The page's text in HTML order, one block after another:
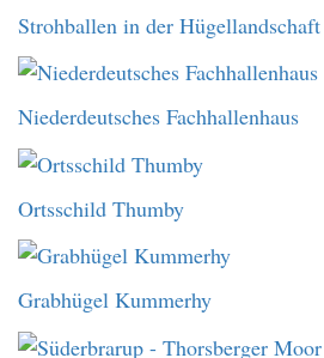
Strohballen in der Hügellandschaft
Niederdeutsches Fachhallenhaus
Ortsschild Thumby
Grabhügel Kummerhy